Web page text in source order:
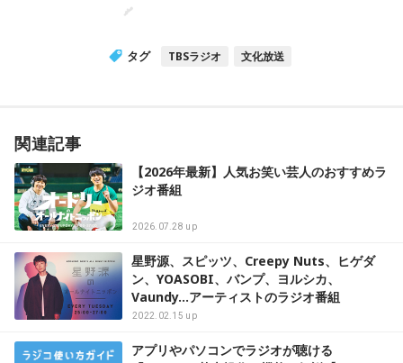
タグ TBSラジオ 文化放送
関連記事
【2026年最新】人気お笑い芸人のおすすめラ
ジオ番組
2026.07.28 up
星野源、スピッツ、Creepy Nuts、ヒゲダ
ン、YOASOBI、バンプ、ヨルシカ、
Vaundy…アーティストのラジオ番組
2022.02.15 up
アプリやパソコンでラジオが聴ける